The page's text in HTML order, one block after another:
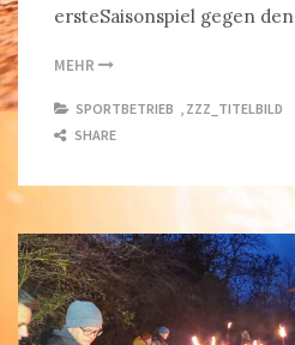
ersteSaisonspiel gegen den
MEHR
SPORTBETRIEB , ZZZ_TITELBILD
SHARE